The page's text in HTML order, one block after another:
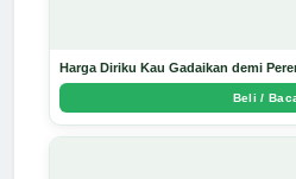
Harga Diriku Kau Gadaikan demi
Beli /